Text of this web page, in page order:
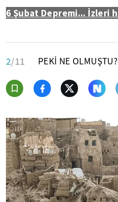
6 Şubat Depremi... İzleri
2/11 PEKİ NE OLMUŞTU?